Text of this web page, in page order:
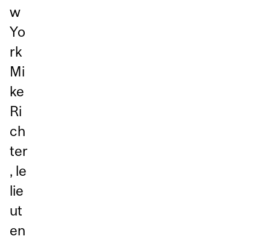
w
Yo
rk
Mi
ke
Ri
ch
ter
, le
lie
ut
en